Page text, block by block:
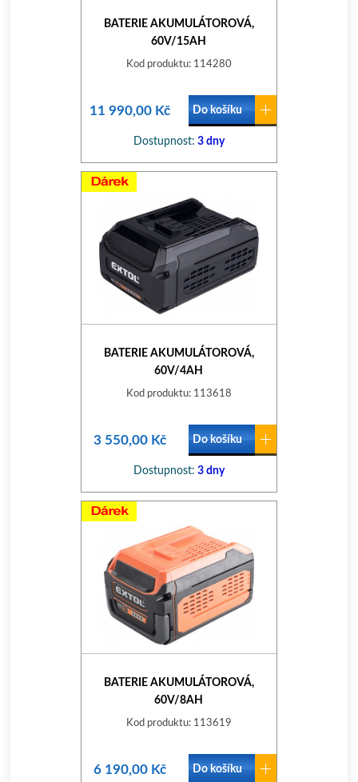
BATERIE AKUMULÁTOROVÁ,
60V/15AH
Kod produktu: 114280
11 990,00 Kč Do košíku
Dostupnost: 3 dny
BATERIE AKUMULÁTOROVÁ,
60V/4AH
Kod produktu: 113618
3 550,00 Kč Do košíku
Dostupnost: 3 dny
BATERIE AKUMULÁTOROVÁ,
60V/8AH
Kod produktu: 113619
6 190,00 Kč Do košíku